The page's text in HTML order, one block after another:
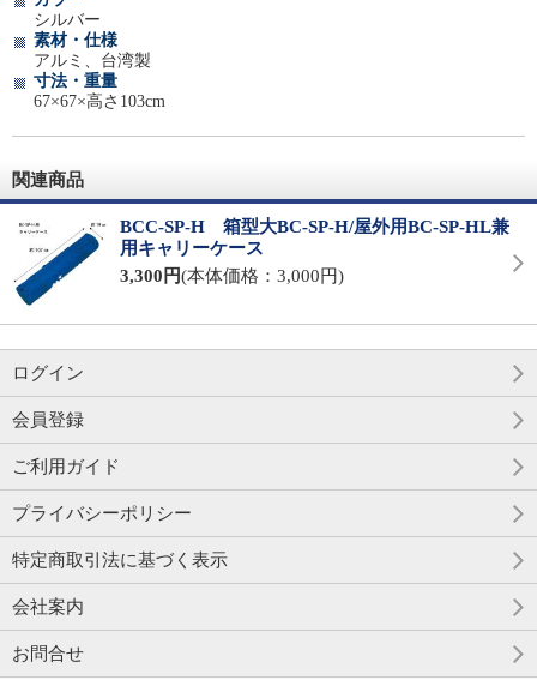
シルバー
素材・仕様
アルミ、台湾製
寸法・重量
67×67×高さ103cm
関連商品
BCC-SP-H 箱型大BC-SP-H/屋外用BC-SP-HL兼
用キャリーケース
3,300円(本体価格：3,000円)
ログイン
会員登録
ご利用ガイド
プライバシーポリシー
特定商取引法に基づく表示
会社案内
お問合せ